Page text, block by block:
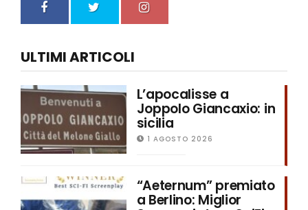
ULTIMI ARTICOLI
L’apocalisse a
Joppolo Giancaxio: in
sicilia
1 AGOSTO 2026
“Aeternum” premiato
a Berlino: Miglior